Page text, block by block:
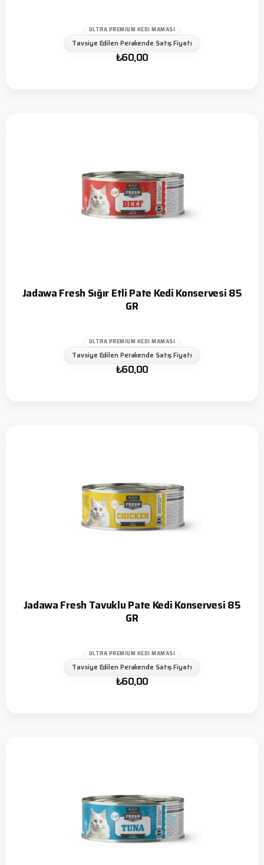
ULTRA PREMIUM KEDI MAMASI
Tavsiye Edilen Perakende Satış Fiyatı
₺60,00
Jadawa Fresh Sığır Etli Pate Kedi Konservesi 85
GR
ULTRA PREMIUM KEDI MAMASI
Tavsiye Edilen Perakende Satış Fiyatı
₺60,00
Jadawa Fresh Tavuklu Pate Kedi Konservesi 85
GR
ULTRA PREMIUM KEDI MAMASI
Tavsiye Edilen Perakende Satış Fiyatı
₺60,00